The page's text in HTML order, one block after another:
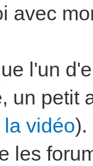
avec
l'un
un petit
vidéo).
les